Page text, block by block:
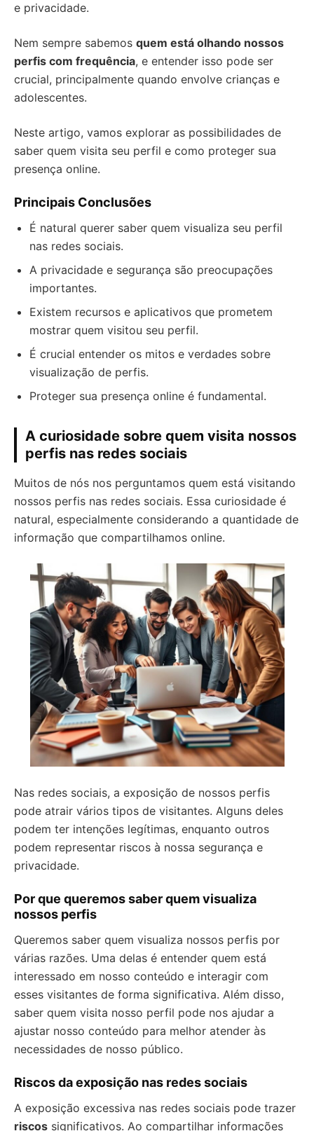
e privacidade.
Nem sempre sabemos quem está olhando nossos
perfis com frequência, e entender isso pode ser
crucial, principalmente quando envolve crianças e
adolescentes.
Neste artigo, vamos explorar as possibilidades de
saber quem visita seu perfil e como proteger sua
presença online.
Principais Conclusões
É natural querer saber quem visualiza seu perfil
nas redes sociais.
A privacidade e segurança são preocupações
importantes.
Existem recursos e aplicativos que prometem
mostrar quem visitou seu perfil.
É crucial entender os mitos e verdades sobre
visualização de perfis.
Proteger sua presença online é fundamental.
A curiosidade sobre quem visita nossos
perfis nas redes sociais
Muitos de nós nos perguntamos quem está visitando
nossos perfis nas redes sociais. Essa curiosidade é
natural, especialmente considerando a quantidade de
informação que compartilhamos online.
Nas redes sociais, a exposição de nossos perfis
pode atrair vários tipos de visitantes. Alguns deles
podem ter intenções legítimas, enquanto outros
podem representar riscos à nossa segurança e
privacidade.
Por que queremos saber quem visualiza
nossos perfis
Queremos saber quem visualiza nossos perfis por
várias razões. Uma delas é entender quem está
interessado em nosso conteúdo e interagir com
esses visitantes de forma significativa. Além disso,
saber quem visita nosso perfil pode nos ajudar a
ajustar nosso conteúdo para melhor atender às
necessidades de nosso público.
Riscos da exposição nas redes sociais
A exposição excessiva nas redes sociais pode trazer
riscos significativos. Ao compartilhar informações